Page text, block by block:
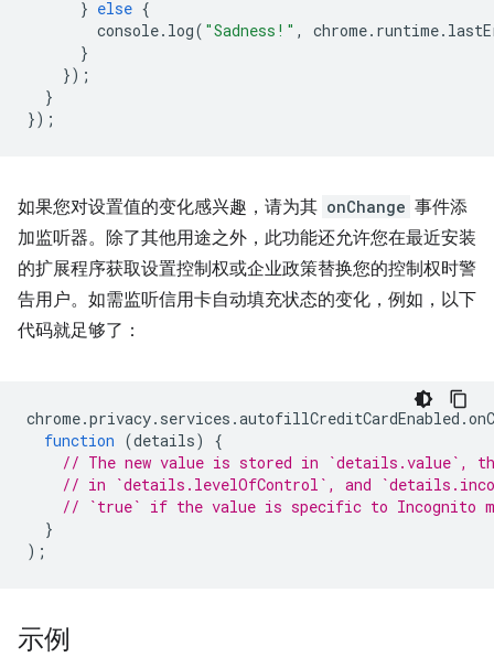
} else {
console. log( "Sadness!" , chrome. runtime.
}
});
}
});
如果您对设置值的变化感兴趣，请为其 onChange 事件添
加监听器。除了其他用途之外，此功能还允许您在最近安装
的扩展程序获取设置控制权或企业政策替换您的控制权时警
告用户。如需监听信用卡自动填充状态的变化，例如，以下
代码就足够了：
chrome.privacy. services .autofillCreditCardEnabled .
function (details)
{
// The new value is stored in `details.value`,
// in `details.levelOfControl`, and
// `true` if the value is specific to Incognito
}
);
示例